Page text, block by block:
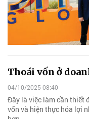
Thoái vốn ở
04/10/2025 08:40
Đây là việc làm cần thiết
vốn và hiện thực hóa lợi